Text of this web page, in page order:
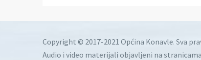
Copyright © 2017-2021 Općina Konavle. Sva
Audio i video materijali objavljeni na